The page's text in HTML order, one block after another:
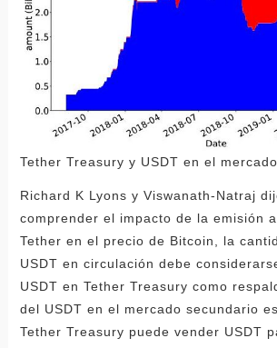
Tether Treasury y USDT en el
Richard K Lyons y Viswanath-Natraj
comprender el impacto de la emisión
Tether en el precio de Bitcoin, la
USDT en circulación debe
USDT en Tether Treasury como
del USDT en el mercado secundario
Tether Treasury puede vender USDT